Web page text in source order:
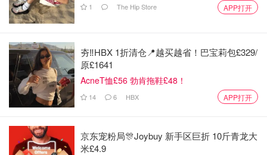
我当下第一个反应就是想把我的白眼给翻到后脑勺去🙄
1 The Hip Store APP打开
夯‼️HBX 1折清仓📍越买越省！巴宝莉包£329/
原£1641
AcneT恤£56 勃肯拖鞋£48！
14 6 HBX APP打开
京东宠粉局🎊Joybuy 新手区巨折 10斤青龙大
米£4.9